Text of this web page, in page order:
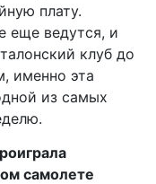
плату.
еще ведутся, и
клуб до
именно эта
из самых
самолете